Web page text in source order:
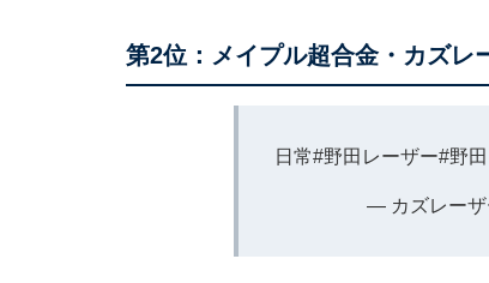
第2位：メイプル超合金・カズレ
日常#野田レーザー#野
— カズレーザ